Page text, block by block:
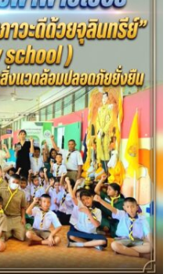
หา
วัน
รพี“
อุดมคติ
นัก
กฎหมาย
ภาย
ใต้
วิกฤติ
ศรัทธา